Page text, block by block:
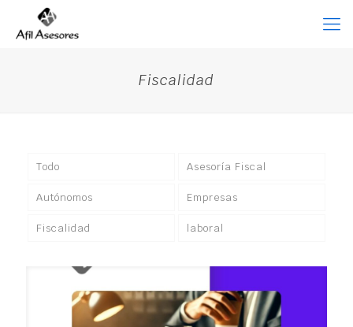
Fiscalidad
Todo Asesoría Fiscal
Autónomos Empresas
Fiscalidad laboral